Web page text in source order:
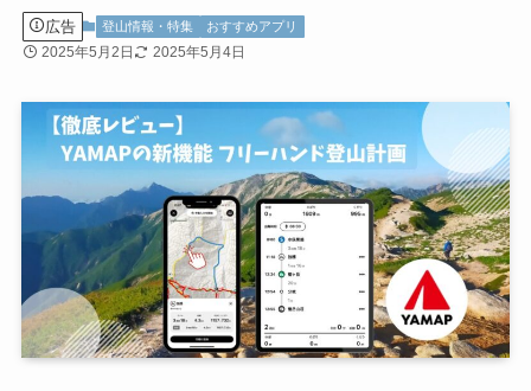
広告 登山情報・特集 おすすめアプリ
2025年5月2日 2025年5月4日